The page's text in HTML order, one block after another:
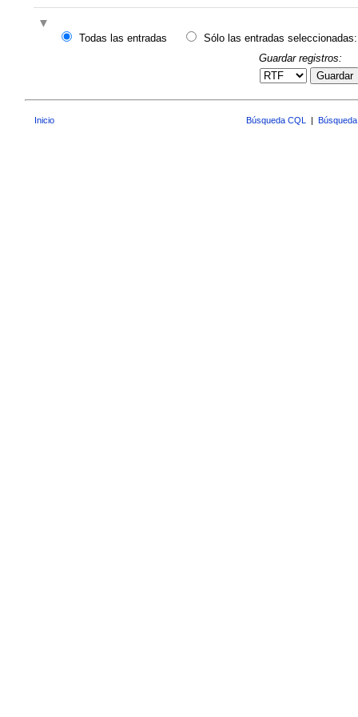
Todas las entradas
Sólo las entradas seleccionadas:
Guardar registros:
Guardar
Inicio Búsqueda CQL